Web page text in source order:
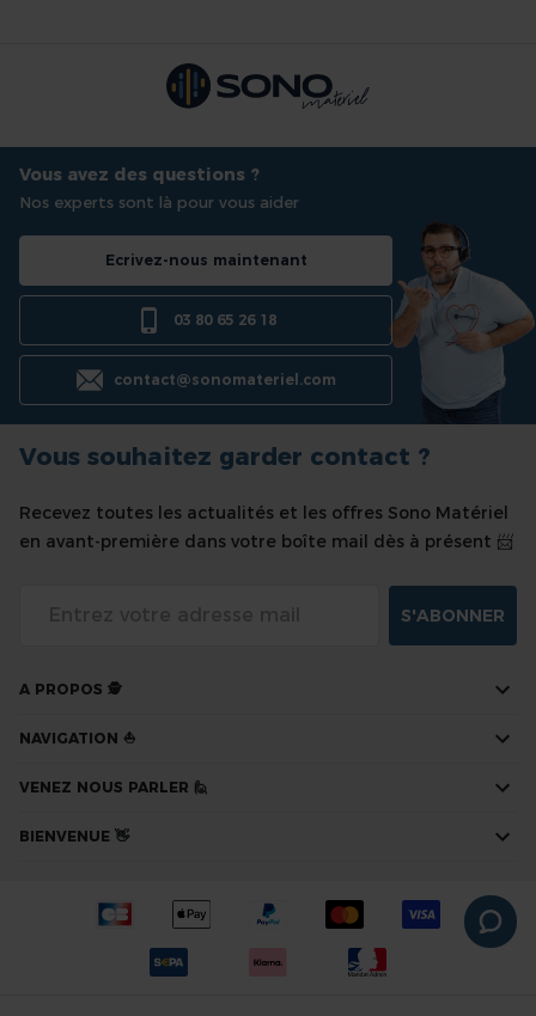
Vous avez des questions ?
Nos experts sont là pour vous aider
Ecrivez-nous maintenant
03 80 65 26 18
contact@sonomateriel.com
Vous souhaitez garder contact ?
Recevez toutes les actualités et les offres Sono Matériel
en avant-première dans votre boîte mail dès à présent 📨
S'ABONNER
A PROPOS 🕵
NAVIGATION ⛵
VENEZ NOUS PARLER 🙋
BIENVENUE 👋